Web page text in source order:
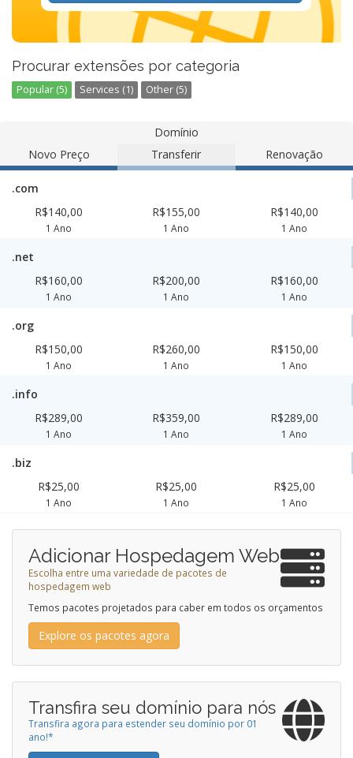
Procurar extensões por categoria
Popular (5) Services (1) Other (5)
Domínio
Novo Preço
Transferir Renovação
.com
R$140,00
1 Ano
R$155,00
1 Ano
R$140,00
1 Ano
.net
R$160,00
1 Ano
R$200,00
1 Ano
R$160,00
1 Ano
.org
R$150,00
1 Ano
R$260,00
1 Ano
R$150,00
1 Ano
.info
R$289,00
1 Ano
R$359,00
1 Ano
R$289,00
1 Ano
.biz
R$25,00
1 Ano
R$25,00
1 Ano
R$25,00
1 Ano
Adicionar Hospedagem Web
Escolha entre uma variedade de pacotes de
hospedagem web
Temos pacotes projetados para caber em todos os orçamentos
Explore os pacotes agora
Transfira seu domínio para nós
Transfira agora para estender seu domínio por 01
ano!*